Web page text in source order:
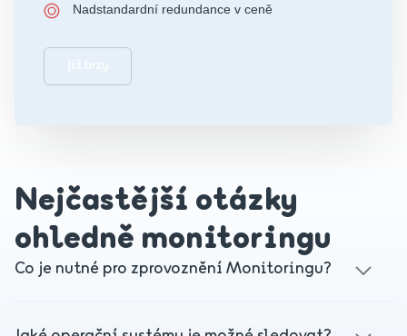
Nadstandardní redundance v ceně
Již brzy
Nejčastější otázky
ohledně monitoringu
Co je nutné pro zprovoznění Monitoringu?
a nakonfigurován Zabbix Agent a povolená komunikace na